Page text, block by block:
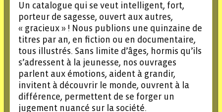
Un catalogue qui se veut intelligent, fort,
porteur de sagesse, ouvert aux autres,
« gracieux » ! Nous publions une quinzaine de
titres par an, en fiction ou en documentaire,
tous illustrés. Sans limite d’âges, hormis qu’ils
s’adressent à la jeunesse, nos ouvrages
parlent aux émotions, aident à grandir,
invitent à découvrir le monde, ouvrent à la
différence, permettent de se forger un
jugement nuancé sur la société.